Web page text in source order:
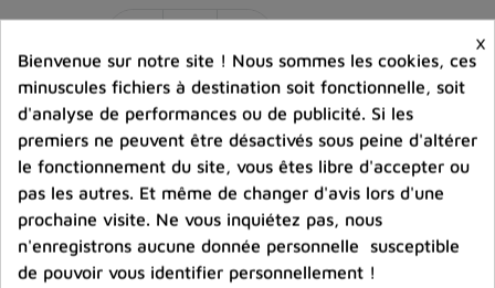
Ajouter au panier favorite_border
Ajouter à la comparaison
help_outline Posez une question sur ce produit
×
Bienvenue sur notre site ! Nous sommes les cookies, ces
minuscules fichiers à destination soit fonctionnelle, soit
d'analyse de performances ou de publicité. Si les
premiers ne peuvent être désactivés sous peine d'altérer
le fonctionnement du site, vous êtes libre d'accepter ou
pas les autres. Et même de changer d'avis lors d'une
prochaine visite. Ne vous inquiétez pas, nous
n'enregistrons aucune donnée personnelle susceptible
de pouvoir vous identifier personnellement !